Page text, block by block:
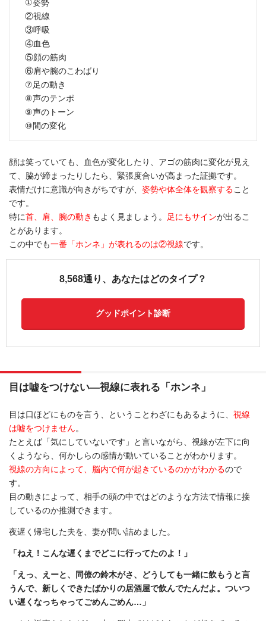
①姿勢
②視線
③呼吸
④血色
⑤顔の筋肉
⑥肩や腕のこわばり
⑦足の動き
⑧声のテンポ
⑨声のトーン
⑩間の変化
顔は笑っていても、血色が変化したり、アゴの筋肉に変化が見え
て、脇が締まったりしたら、緊張度合いが高まった証拠です。
表情だけに意識が向きがちですが、 姿勢や体全体を観察すること
です。
特に首、肩、腕の動き もよく見ましょう。 足にもサインが出るこ
とがあります。
この中でも一番「ホンネ」が表れるのは②視線です。
8,568通り、あなたはどのタイプ？
グッドポイント診断
目は嘘をつけない―視線に表れる「ホンネ」
目は口ほどにものを言う、ということわざにもあるように、 視線
は嘘をつけません。
たとえば「気にしていないです」と言いながら、視線が左下に向
くようなら、何かしらの感情が動いていることがわかります。
視線の方向によって、脳内で何が起きているのかがわかるので
す。
目の動きによって、相手の頭の中ではどのような方法で情報に接
しているのか推測できます。
夜遅く帰宅した夫を、妻が問い詰めました。
「ねえ！こんな遅くまでどこに行ってたのよ！」
「えっ、えーと、同僚の鈴木がさ、どうしても一緒に飲もうと言
うんで、新しくできたばかりの居酒屋で飲んでたんだよ。ついつ
い遅くなっちゃってごめんごめん…」